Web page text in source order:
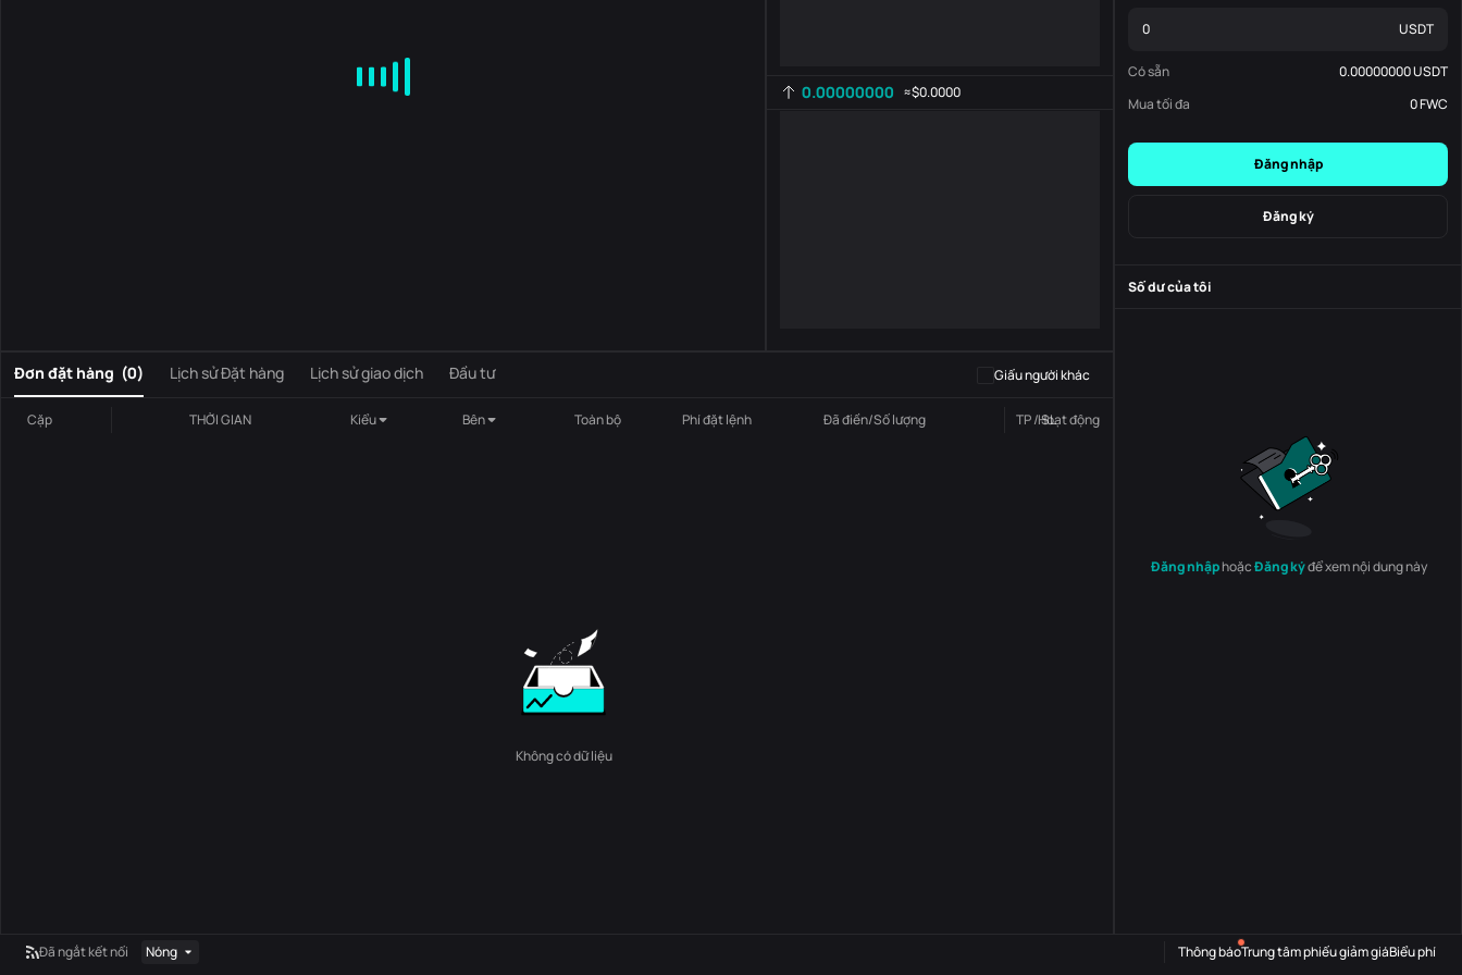
0.00000000 ≈$0.0000
-
Đơn đặt hàng (0) Lịch sử Đặt hàng Lịch sử giao dịch Đầu tư Giấu người khác
Cặp THỜI GIAN Kiểu Bên Toàn bộ Phí đặt lệnh Đã điền/Số lượng TP / SLHoạt động
Không có dữ liệu
USDT
Có sẵn 0.00000000USDT
Mua tối đa
0FWC
Đăng nhập
Đăng ký
Số dư của tôi
Đăng nhậphoặcĐăng kýđể xem nội dung này
Đã ngắt kết nối Nóng Thông báoTrung tâm phiếu giảm giáBiểu phí